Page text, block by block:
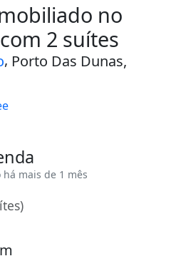
no
2 suítes
, Porto Das Dunas,
há mais de 1 mês